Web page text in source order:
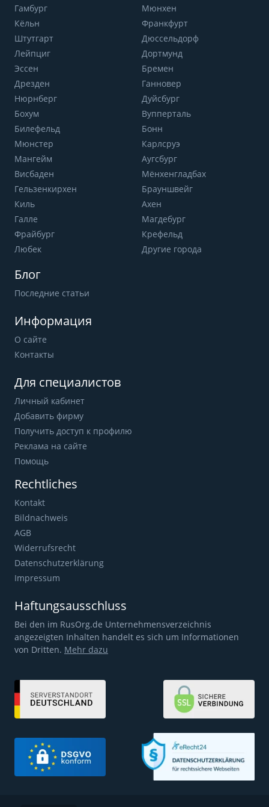
Гамбург
Мюнхен
Кёльн
Франкфурт
Штутгарт
Дюссельдорф
Лейпциг
Дортмунд
Эссен
Бремен
Дрезден
Ганновер
Нюрнберг
Дуйсбург
Бохум
Вупперталь
Билефельд
Бонн
Мюнстер
Карлсруэ
Мангейм
Аугсбург
Висбаден
Мёнхенгладбах
Гельзенкирхен
Брауншвейг
Киль
Ахен
Галле
Магдебург
Фрайбург
Крефельд
Любек
Другие города
Блог
Последние статьи
Информация
О сайте
Контакты
Для специалистов
Личный кабинет
Добавить фирму
Получить доступ к профилю
Реклама на сайте
Помощь
Rechtliches
Kontakt
Bildnachweis
AGB
Widerrufsrecht
Datenschutzerklärung
Impressum
Haftungsausschluss
Bei den im RusOrg.de Unternehmensverzeichnis
angezeigten Inhalten handelt es sich um Informationen
von Dritten. Mehr dazu